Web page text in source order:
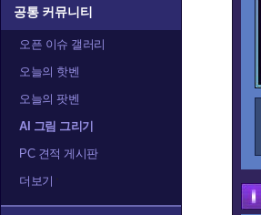
공통 커뮤니티
오픈 이슈 갤러리
오늘의 핫벤
오늘의 팟벤
AI 그림 그리기
PC 견적 게시판
더보기